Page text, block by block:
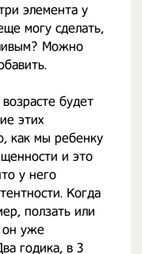
элемента у
могу сделать,
Можно
будет
этих
как мы ребенку
и это
у него
Когда
ползать или
он уже
годика, в 3